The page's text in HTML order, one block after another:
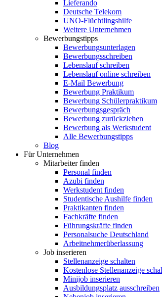
Lieferando
Deutsche Telekom
UNO-Flüchtlingshilfe
Weitere Unternehmen
Bewerbungstipps
Bewerbungsunterlagen
Bewerbungsschreiben
Lebenslauf schreiben
Lebenslauf online schreiben
E-Mail Bewerbung
Bewerbung Praktikum
Bewerbung Schülerpraktikum
Bewerbungsgespräch
Bewerbung zurückziehen
Bewerbung als Werkstudent
Alle Bewerbungstipps
Blog
Für Unternehmen
Mitarbeiter finden
Personal finden
Azubi finden
Werkstudent finden
Studentische Aushilfe finden
Praktikanten finden
Fachkräfte finden
Führungskräfte finden
Personalsuche Deutschland
Arbeitnehmerüberlassung
Job inserieren
Stellenanzeige schalten
Kostenlose Stellenanzeige
Minijob inserieren
Ausbildungsplatz ausschreiben